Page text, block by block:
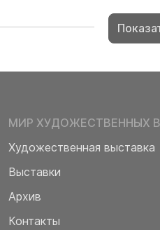
МИР ХУДОЖЕСТВЕННЫХ
Художественная выставка
Выставки
Архив
Контакты